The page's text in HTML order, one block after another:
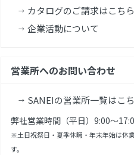
カタログのご請求はこちら
企業活動について
営業所へのお問い合わせ
SANEIの営業所一覧はこ
弊社営業時間（平日）9:00～
※土日祝祭日・夏季休暇・年末年始は休
す。